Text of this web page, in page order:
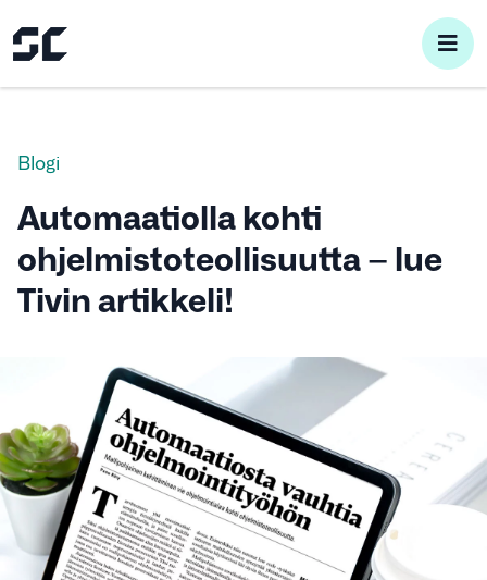
Blogi
Automaatiolla kohti
ohjelmistoteollisuutta – lue
Tivin artikkeli!